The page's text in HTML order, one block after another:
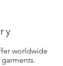
worldwide